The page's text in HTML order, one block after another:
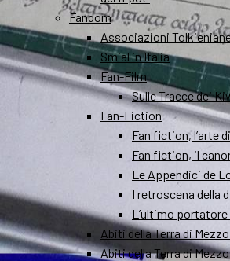
Fandom
Associazioni
Smial in Italia
Fan-Film
Sulle Tracce dei
Fan-Fiction
Fan fiction, l’arte
Fan fiction, il
Le Appendici de
I retroscena della
L’ultimo portatore
Abiti della Terra di
Abiti della Terra di